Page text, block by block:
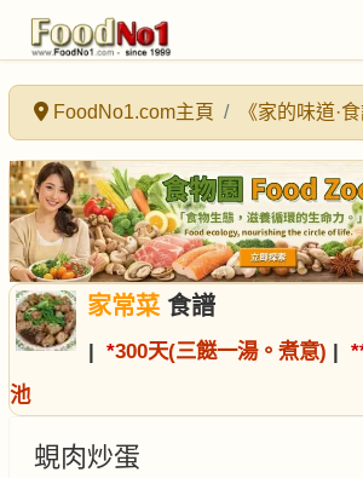
FoodNo1.com主頁 《家的味道·食
家常菜食譜
| *300天(三餸一湯。煮意) | *
池
蜆肉炒蛋